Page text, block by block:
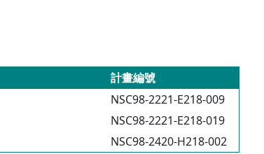
計畫編號
NSC98-2221-E218-009
NSC98-2221-E218-019
NSC98-2420-H218-002